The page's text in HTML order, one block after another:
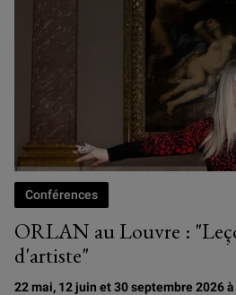
ORLAN au Louvre :
d'artiste"
Conférences
22 mai, 12 juin et 30 septembre 2026 à